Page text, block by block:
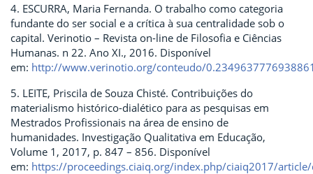
4. ESCURRA, Maria Fernanda. O trabalho como categoria
fundante do ser social e a crítica à sua centralidade sob o
capital. Verinotio – Revista on-line de Filosofia e Ciências
Humanas. n 22. Ano XI., 2016. Disponível
em: http://www.verinotio.org/conteudo/
5. LEITE, Priscila de Souza Chisté. Contribuições do
materialismo histórico-dialético para as pesquisas em
Mestrados Profissionais na área de ensino de
humanidades. Investigação Qualitativa em Educação,
Volume 1, 2017, p. 847 – 856. Disponível
em: https://proceedings.ciaiq.org/index.php/ciaiq2017/